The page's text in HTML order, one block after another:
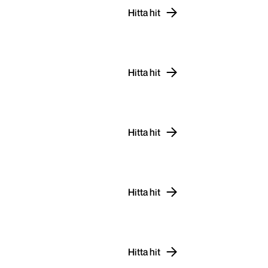
Hitta hit
Hitta hit
Hitta hit
Hitta hit
Hitta hit